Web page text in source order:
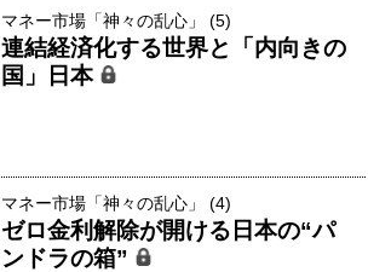
マネー市場「神々の乱心」 (5)
連結経済化する世界と「内向きの
国」日本
マネー市場「神々の乱心」 (4)
ゼロ金利解除が開ける日本の“パ
ンドラの箱”